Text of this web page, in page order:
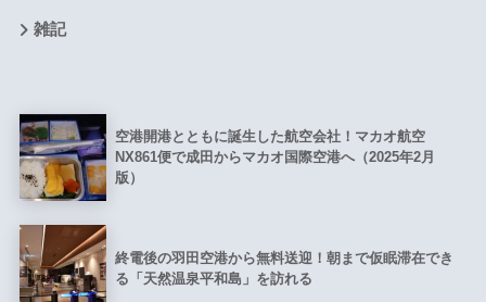
雑記
空港開港とともに誕生した航空会社！マカオ航空
NX861便で成田からマカオ国際空港へ（2025年2月
版）
終電後の羽田空港から無料送迎！朝まで仮眠滞在でき
る「天然温泉平和島」を訪れる